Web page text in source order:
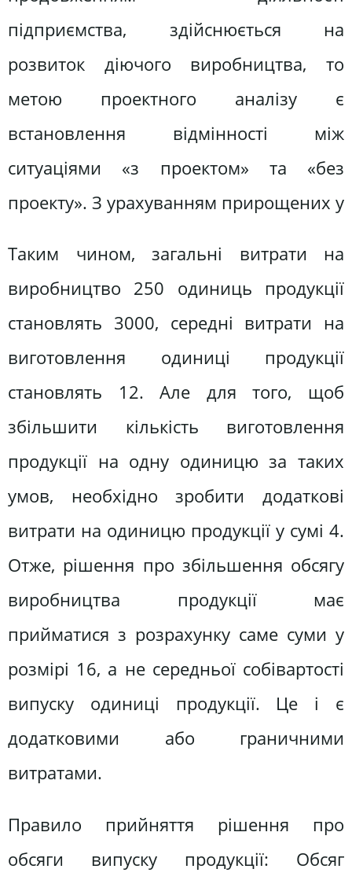
підприємства, здійснюється на
розвиток діючого виробництва, то
метою проектного аналізу є
встановлення відмінності між
ситуаціями «з проектом» та «без
проекту». З урахуванням прирощених у
Таким чином, загальні витрати на
виробництво 250 одиниць продукції
становлять 3000, середні витрати на
виготовлення одиниці продукції
становлять 12. Але для того, щоб
збільшити кількість виготовлення
продукції на одну одиницю за таких
умов, необхідно зробити додаткові
витрати на одиницю продукції у сумі 4.
Отже, рішення про збільшення обсягу
виробництва продукції має
прийматися з розрахунку саме суми у
розмірі 16, а не середньої собівартості
випуску одиниці продукції. Це і є
додатковими або граничними
витратами.
Правило прийняття рішення про
обсяги випуску продукції: Обсяг